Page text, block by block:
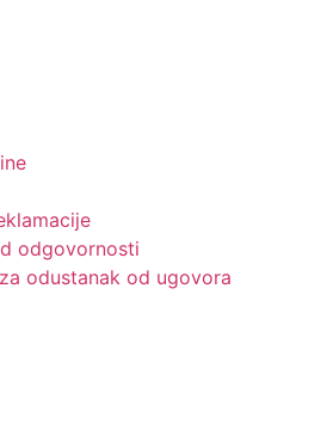
odgovornosti
odustanak od ugovora